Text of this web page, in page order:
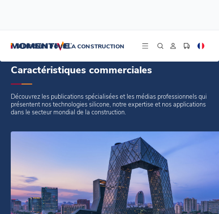
SILICONES POUR LA CONSTRUCTION
Caractéristiques commerciales
Découvrez les publications spécialisées et les médias professionnels qui
présentent nos technologies silicone, notre expertise et nos applications
dans le secteur mondial de la construction.